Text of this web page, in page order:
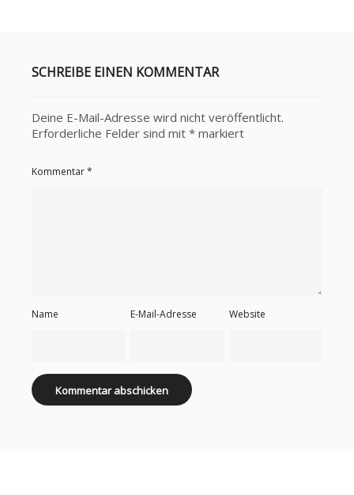
SCHREIBE EINEN KOMMENTAR
Deine E-Mail-Adresse wird nicht veröffentlicht.
Erforderliche Felder sind mit * markiert
Kommentar*
Name E-Mail-Adresse Website